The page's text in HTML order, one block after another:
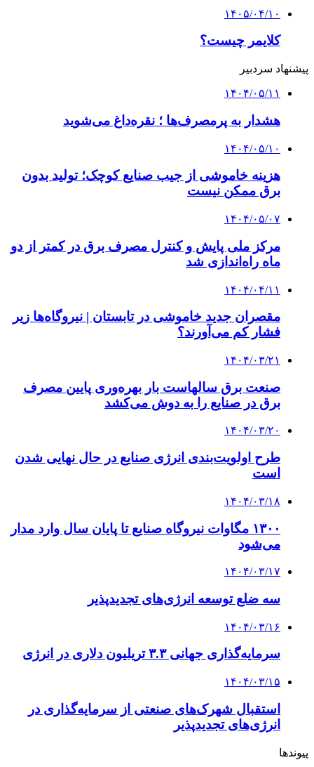
۱۴۰۵/۰۴/۱۰
کلایمر چیست؟
پیشنهاد سردبیر
۱۴۰۴/۰۵/۱۱
هشدار به پرمصرف‌ها ؛ نقره‌داغ می‌شوید
۱۴۰۴/۰۵/۱۰
هزینه خاموشی از جیب صنایع کوچک؛ تولید بدون
برق ممکن نیست
۱۴۰۴/۰۵/۰۷
مرکز ملی پایش و کنترل مصرف برق در کمتر از دو
ماه راه‌اندازی شد
۱۴۰۴/۰۴/۱۱
مقصران جدید خاموشی در تابستان | نیروگاه‌ها زیر
فشار کم می‌آورند؟
۱۴۰۴/۰۳/۲۱
صنعت برق سالهاست بار بهره‌وری پایین مصرف
برق در صنایع را به دوش می‌کشد
۱۴۰۴/۰۳/۲۰
طرح اولویت‌بندی انرژی صنایع در حال نهایی شدن
است
۱۴۰۴/۰۳/۱۸
۱۳۰۰ مگاوات نیروگاه صنایع تا پایان سال وارد مدار
می‌شود
۱۴۰۴/۰۳/۱۷
سه ضلع توسعه انرژی‌های تجدیدپذیر
۱۴۰۴/۰۳/۱۶
سرمایه‌گذاری جهانی ۳.۳ تریلیون دلاری در انرژی
۱۴۰۴/۰۳/۱۵
استقبال شهرک‌های صنعتی از سرمایه‌گذاری در
انرژی‌های تجدیدپذیر
پیوندها